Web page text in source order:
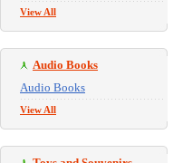
View All
Audio Books
Audio Books
View All